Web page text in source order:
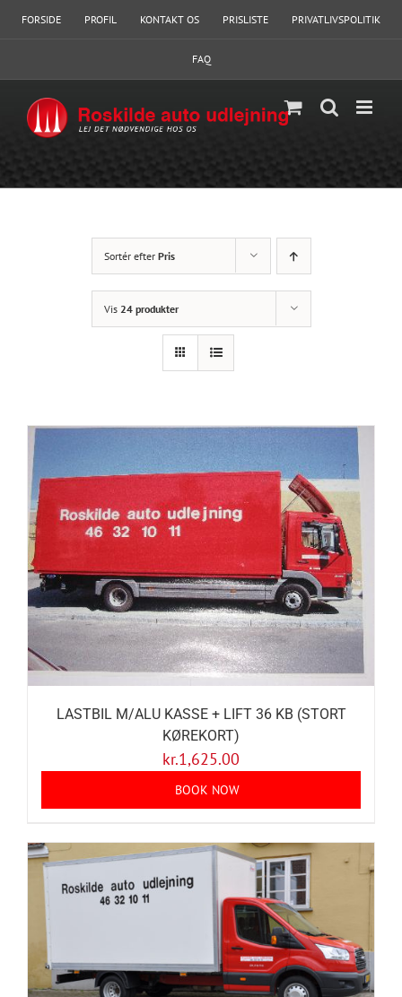
FORSIDE PROFIL KONTAKT OS PRISLISTE PRIVATLIVSPOLITIK
FAQ
Sortér efter Pris
Vis 24 produkter
LASTBIL M/ALU KASSE + LIFT 36 KB (STORT
KØREKORT)
kr.1,625.00
BOOK NOW